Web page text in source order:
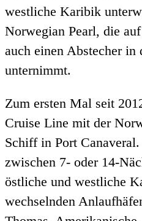
westliche Karibik
Norwegian Pearl, die
auch einen Abstecher in
unternimmt.
Zum ersten Mal seit
Cruise Line mit der
Schiff in Port
zwischen 7- oder 14-
östliche und westliche
wechselnden